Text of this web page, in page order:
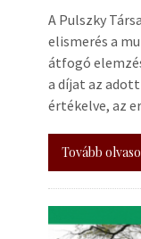
A Pulszky
elismerés a
átfogó
a díjat az
értékelve, az
Tovább